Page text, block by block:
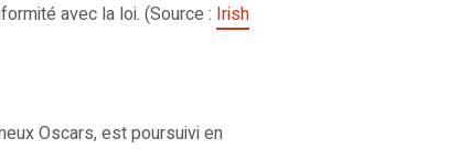
avec la loi. (Source : Irish
Oscars, est poursuivi en